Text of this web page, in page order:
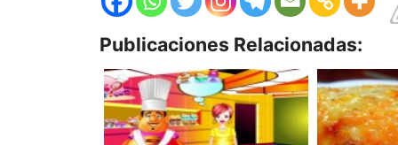
Publicaciones Relacionadas: